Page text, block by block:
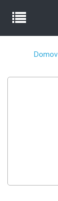
Domov